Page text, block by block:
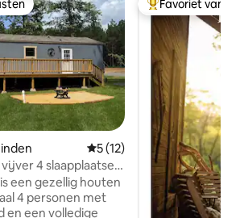
Gemiddelde beoordeling
5 (12)
4 slaapplaatsen
een gezellig houten
4 personen met
en een volledige
Topfavoriet van
Favoriet van